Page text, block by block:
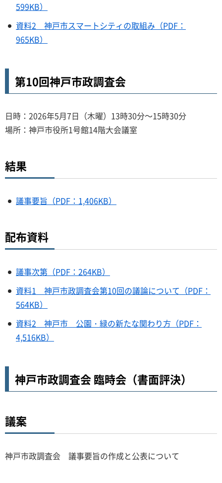
599KB）
資料2 神戸市スマートシティの取組み（PDF：
965KB）
第10回神戸市政調査会
日時：2026年5月7日（木曜）13時30分～15時30分
場所：神戸市役所1号館14階大会議室
結果
議事要旨（PDF：1,406KB）
配布資料
議事次第（PDF：264KB）
資料1 神戸市政調査会第10回の議論について（PDF：
564KB）
資料2 神戸市 公園・緑の新たな関わり方（PDF：
4,516KB）
神戸市政調査会 臨時会（書面評決）
議案
神戸市政調査会 議事要旨の作成と公表について